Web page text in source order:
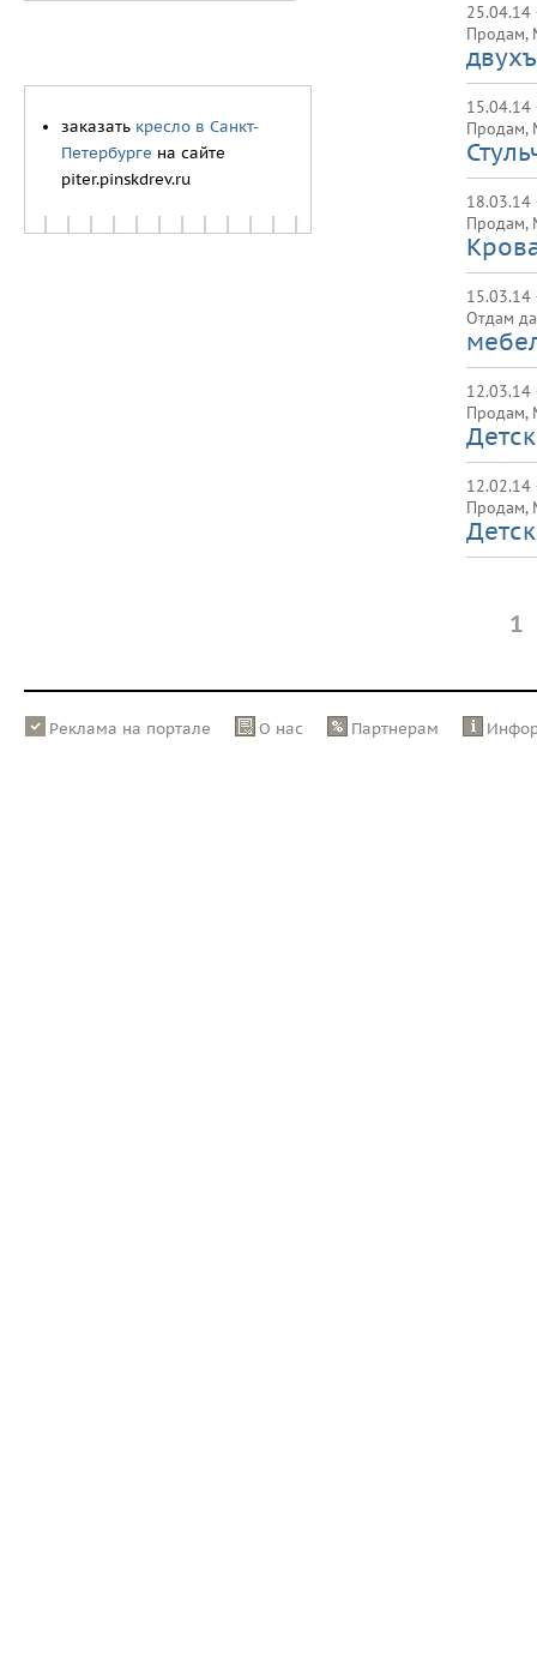
Продам,
Продам,
18.03.14
Продам,
Отдам
Продам,
Продам,
1
заказать кресло в Санкт-
Петербурге на сайте
piter.pinskdrev.ru
Реклама на портале О нас Партнерам